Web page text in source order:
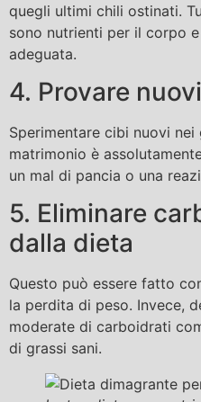
quegli ultimi chili ostinati.
sono nutrienti per il corpo
adeguata.
4. Provare
Sperimentare cibi nuovi
matrimonio è
un mal di pancia o una
5. Eliminare
dalla dieta
Questo può essere fatto
la perdita di peso. Invece,
moderate di carboidrati
di grassi sani.